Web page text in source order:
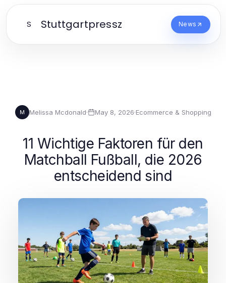
S Stuttgartpressz News
M Melissa Mcdonald· May 8, 2026·Ecommerce & Shopping
11 Wichtige Faktoren für den
Matchball Fußball, die 2026
entscheidend sind